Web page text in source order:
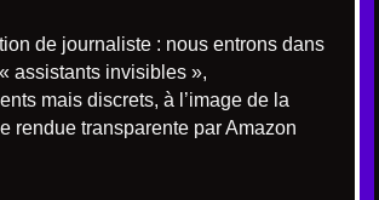
de journaliste : nous entrons dans
« assistants invisibles »,
mais discrets, à l’image de la
rendue transparente par Amazon